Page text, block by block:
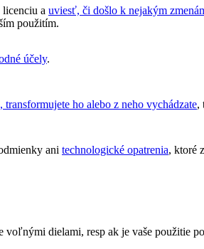
a uviesť, či došlo k nejakým
použitím.
účely.
transformujete ho alebo z neho vychádzate,
ani technologické opatrenia, ktoré
dielami, resp ak je vaše použitie